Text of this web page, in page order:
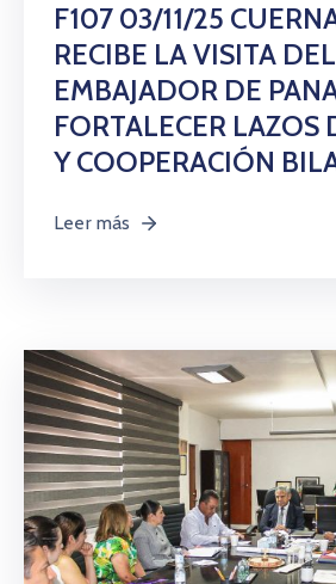
F107 03/11/25
RECIBE LA VISITA DEL
EMBAJADOR DE
FORTALECER LAZOS
Y COOPERACIÓN
Leer más